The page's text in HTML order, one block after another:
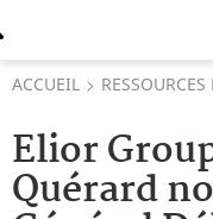
ACCUEIL
Elior
Quérard